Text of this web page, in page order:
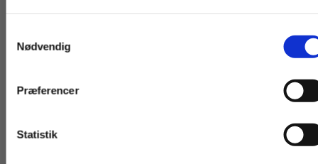
Nødvendig
Præferencer
Statistik